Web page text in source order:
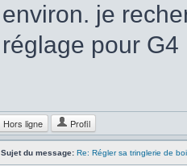
environ. je
réglage pour G4
Hors ligne Profil
Sujet du message: Re: Régler sa tringlerie de